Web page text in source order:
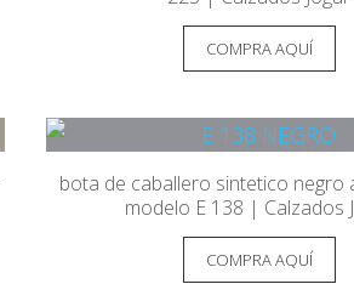
COMPRA AQUÍ
bota de caballero sintetico negro
modelo E 138 | Calzados
COMPRA AQUÍ